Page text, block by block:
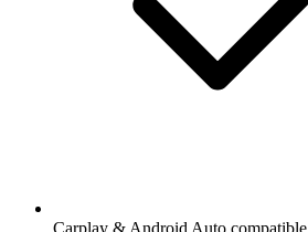
Carplay & Android Auto compatible